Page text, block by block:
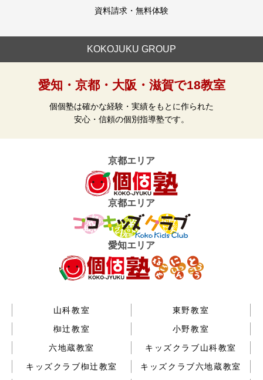
資料請求・無料体験
KOKOJUKU GROUP
愛知・京都・大阪・滋賀で18教室
個個塾は確かな経験・実績をもとに作られた
安心・信頼の個別指導塾です。
京都エリア
京都エリア
愛知エリア
山科教室
東野教室
椥辻教室
小野教室
六地蔵教室
キッズクラブ山科教室
キッズクラブ椥辻教室
キッズクラブ六地蔵教室